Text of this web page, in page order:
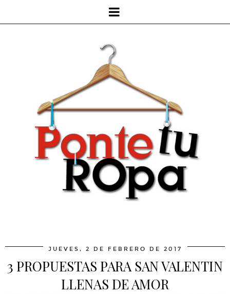
JUEVES, 2 DE FEBRERO DE 2017
3 PROPUESTAS PARA SAN VALENTIN
LLENAS DE AMOR